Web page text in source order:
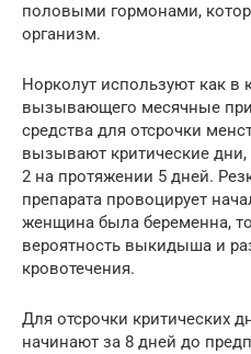
половыми гормонами,
организм.
Норколут используют как в
вызывающего месячные при
средства для отсрочки
вызывают критические
2 на протяжении 5 дней.
препарата провоцирует
женщина была беременна,
вероятность выкидыша и
кровотечения.
Для отсрочки критических
начинают за 8 дней до